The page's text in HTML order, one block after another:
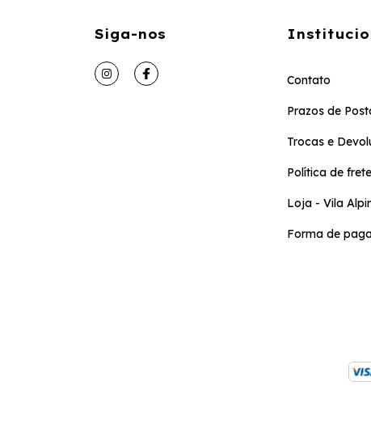
Siga-nos
Contato
Prazos de
Trocas e
Política de frete
Loja - Vila
Forma de